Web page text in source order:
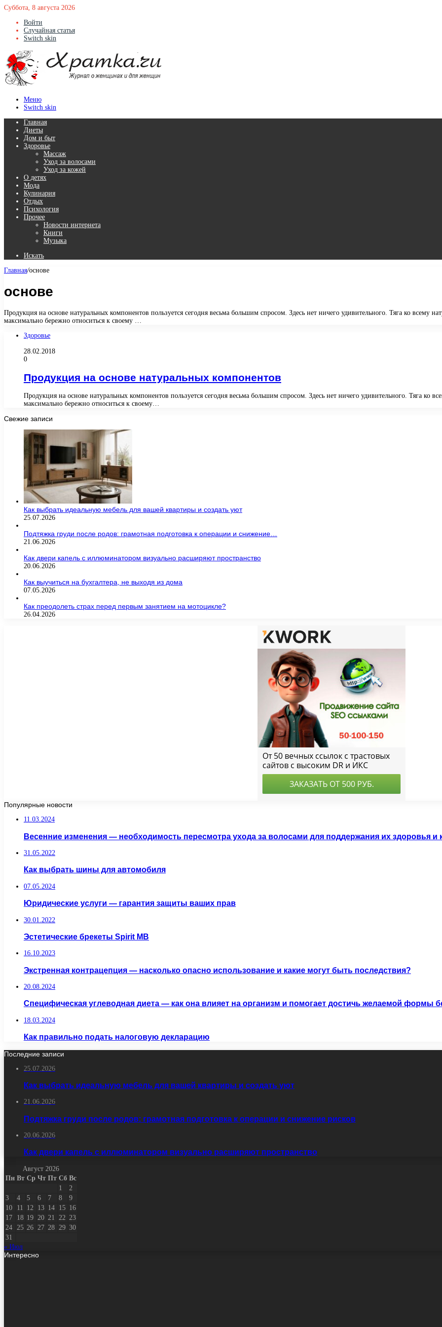
Суббота, 8 августа 2026
Войти
Случайная статья
Switch skin
Меню
Switch skin
Главная
Диеты
Дом и быт
Здоровье
Массаж
Уход за волосами
Уход за кожей
О детях
Мода
Кулинария
Отдых
Психология
Прочее
Новости интернета
Книги
Музыка
Искать
Главная/основе
основе
Продукция на основе натуральных компонентов пользуется сегодня весьма большим спросом. Здесь нет ничего удивительного. Тяга ко всему
максимально бережно относиться к своему …
Здоровье
28.02.2018
0
Продукция на основе натуральных компонентов
Продукция на основе натуральных компонентов пользуется сегодня весьма большим спросом. Здесь нет ничего удивительного. Тяга ко
максимально бережно относиться к своему…
Свежие записи
Как выбрать идеальную мебель для вашей квартиры и создать уют
25.07.2026
Подтяжка груди после родов: грамотная подготовка к операции и снижение…
21.06.2026
Как двери капель с иллюминатором визуально расширяют пространство
20.06.2026
Как выучиться на бухгалтера, не выходя из дома
07.05.2026
Как преодолеть страх перед первым занятием на мотоцикле?
26.04.2026
Популярные новости
11.03.2024
Весенние изменения — необходимость пересмотра ухода за волосами для поддержания их здоровья и
31.05.2022
Как выбрать шины для автомобиля
07.05.2024
Юридические услуги — гарантия защиты ваших прав
30.01.2022
Эстетические брекеты Spirit MB
16.10.2023
Экстренная контрацепция — насколько опасно использование и какие могут быть последствия?
20.08.2024
Специфическая углеводная диета — как она влияет на организм и помогает достичь желаемой формы
18.03.2024
Как правильно подать налоговую декларацию
Последние записи
25.07.2026
Как выбрать идеальную мебель для вашей квартиры и создать уют
21.06.2026
Подтяжка груди после родов: грамотная подготовка к операции и снижение рисков
20.06.2026
Как двери капель с иллюминатором визуально расширяют пространство
Август 2026
Пн Вт Ср Чт Пт Сб Вс
1
2
3
4 5 6 7 8
9
10
11 12 13 14 15 16
17
18 19 20 21 22 23
24
25 26 27 28 29 30
31
« Июл
Интересно